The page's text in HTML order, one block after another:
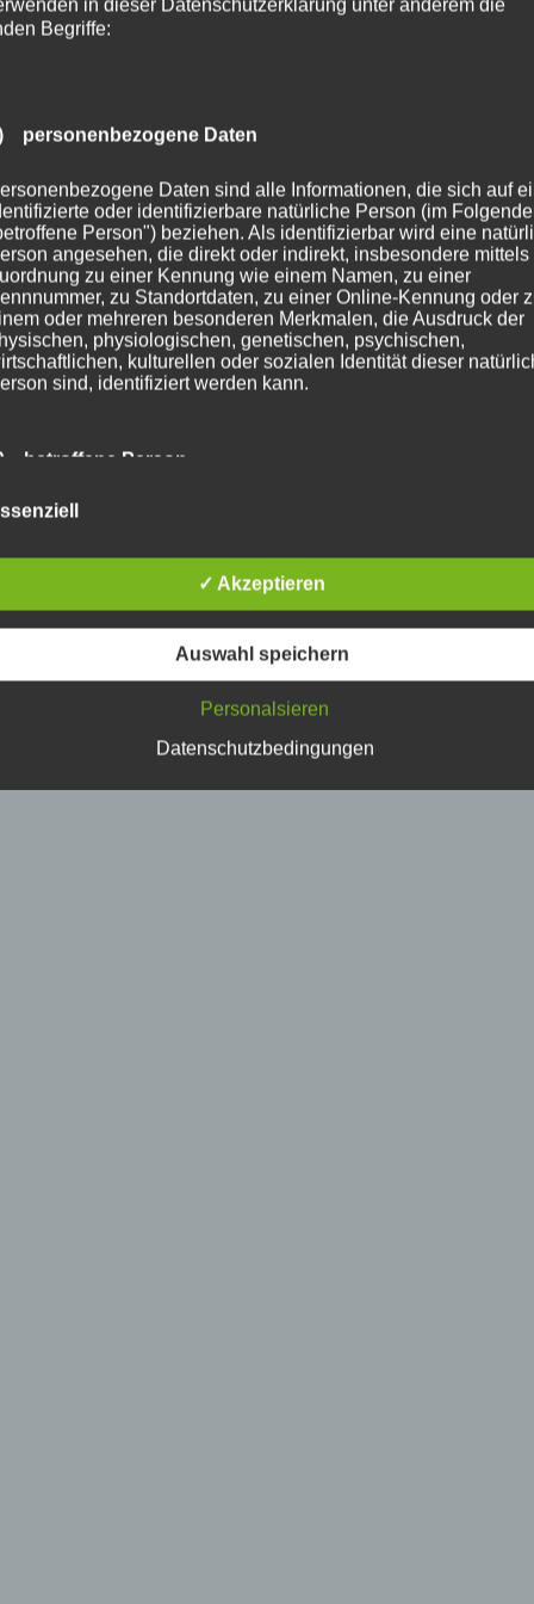
in dieser Datenschutzerklärung unter anderem die
Begriffe:
personenbezogene Daten
Daten sind alle Informationen, die sich auf
oder identifizierbare natürliche Person (im
Person") beziehen. Als identifizierbar wird eine
angesehen, die direkt oder indirekt, insbesondere mittels
zu einer Kennung wie einem Namen, zu einer
zu Standortdaten, zu einer Online-Kennung oder
oder mehreren besonderen Merkmalen, die Ausdruck der
physiologischen, genetischen, psychischen,
kulturellen oder sozialen Identität dieser
sind, identifiziert werden kann.
betroffene Person
Person ist jede identifizierte oder identifizierbare
verarbeitet werden.
Verarbeitung
Vorgang oder jede solche Vorgangsreihe im
die Organisation, das Ordnen, die Speicherung, die
die Offenlegung durch Übermittlung, Verbreitung
✓ Akzeptieren
Auswahl speichern
Personalsieren
Datenschutzbedingungen